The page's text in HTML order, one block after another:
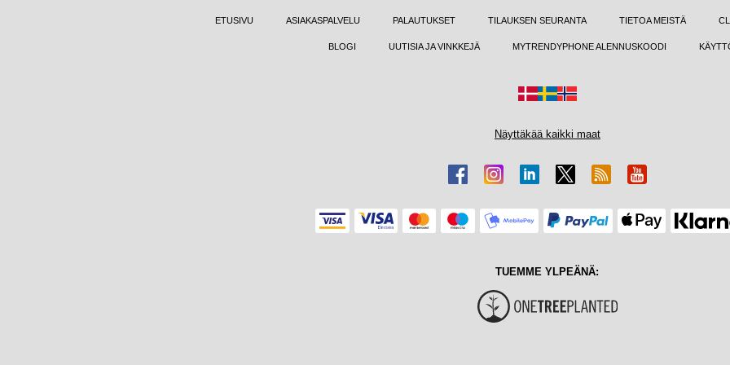
ETUSIVU ASIAKASPALVELU PALAUTUKSET TILAUKSEN SEURANTA TIETOA MEISTÄ
BLOGI UUTISIA JA VINKKEJÄ MYTRENDYPHONE ALENNUSKOODI
Näyttäkää kaikki maat
TUEMME YLPEÄNÄ: